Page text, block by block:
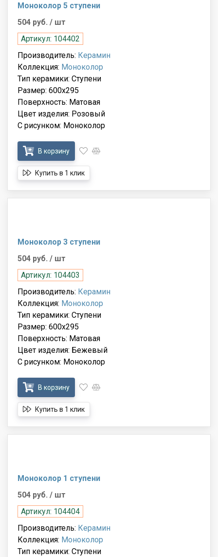
Моноколор 5 ступени
504 руб. / шт
Артикул: 104402
Производитель: Керамин
Коллекция: Моноколор
Тип керамики: Ступени
Размер: 600x295
Поверхность: Матовая
Цвет изделия: Розовый
С рисунком: Моноколор
В корзину
Купить в 1 клик
Моноколор 3 ступени
504 руб. / шт
Артикул: 104403
Производитель: Керамин
Коллекция: Моноколор
Тип керамики: Ступени
Размер: 600x295
Поверхность: Матовая
Цвет изделия: Бежевый
С рисунком: Моноколор
В корзину
Купить в 1 клик
Моноколор 1 ступени
504 руб. / шт
Артикул: 104404
Производитель: Керамин
Коллекция: Моноколор
Тип керамики: Ступени